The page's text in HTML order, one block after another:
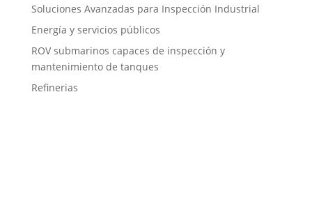
Soluciones Avanzadas para Inspección Industrial
Energía y servicios públicos
ROV submarinos capaces de inspección y
mantenimiento de tanques
Refinerias